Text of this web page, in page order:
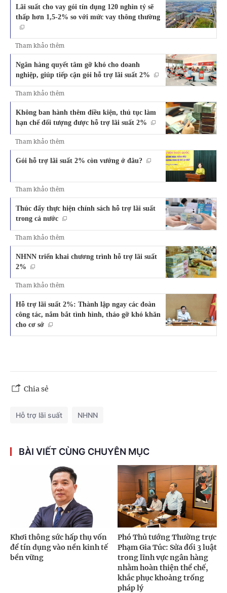
Lãi suất cho vay gói tín dụng 120 nghìn tỷ sẽ
thấp hơn 1,5-2% so với mức vay thông thường
Tham khảo thêm
Ngân hàng quyết tâm gỡ khó cho doanh
nghiệp, giúp tiếp cận gói hỗ trợ lãi suất 2%
Tham khảo thêm
Không ban hành thêm điều kiện, thủ tục làm
hạn chế đối tượng được hỗ trợ lãi suất 2%
Tham khảo thêm
Gói hỗ trợ lãi suất 2% còn vướng ở đâu?
Tham khảo thêm
Thúc đẩy thực hiện chính sách hỗ trợ lãi suất
trong cả nước
Tham khảo thêm
NHNN triển khai chương trình hỗ trợ lãi suất
2%
Tham khảo thêm
Hỗ trợ lãi suất 2%: Thành lập ngay các đoàn
công tác, nắm bắt tình hình, tháo gỡ khó khăn
cho cơ sở
Chia sẻ
Hỗ trợ lãi suất NHNN
BÀI VIẾT CÙNG CHUYÊN MỤC
Khơi thông sức hấp thụ vốn
để tín dụng vào nền kinh tế
bền vững
Phó Thủ tướng Thường trực
Phạm Gia Túc: Sửa đổi 3 luật
trong lĩnh vực ngân hàng
nhằm hoàn thiện thể chế,
khắc phục khoảng trống
pháp lý